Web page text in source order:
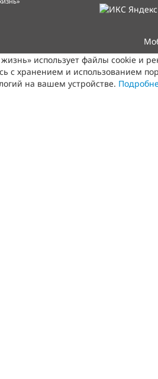
использует файлы cookie и
с хранением и использованием
на вашем устройстве.